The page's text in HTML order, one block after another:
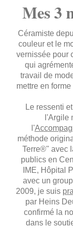
Mes 3
Céramiste
couleur et le
vernissée pour
qui
travail de
mettre en forme
Le ressenti
l'Argile
l'
méthode
Terre®" avec
publics en
IME, Hôpital
avec un
2009, je suis
par Heins
confirmé la
dans le